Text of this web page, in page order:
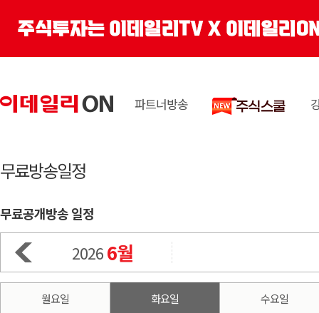
파트너방송
무료방송일정
무료공개방송 일정
20266월
월요일 화요일 수요일